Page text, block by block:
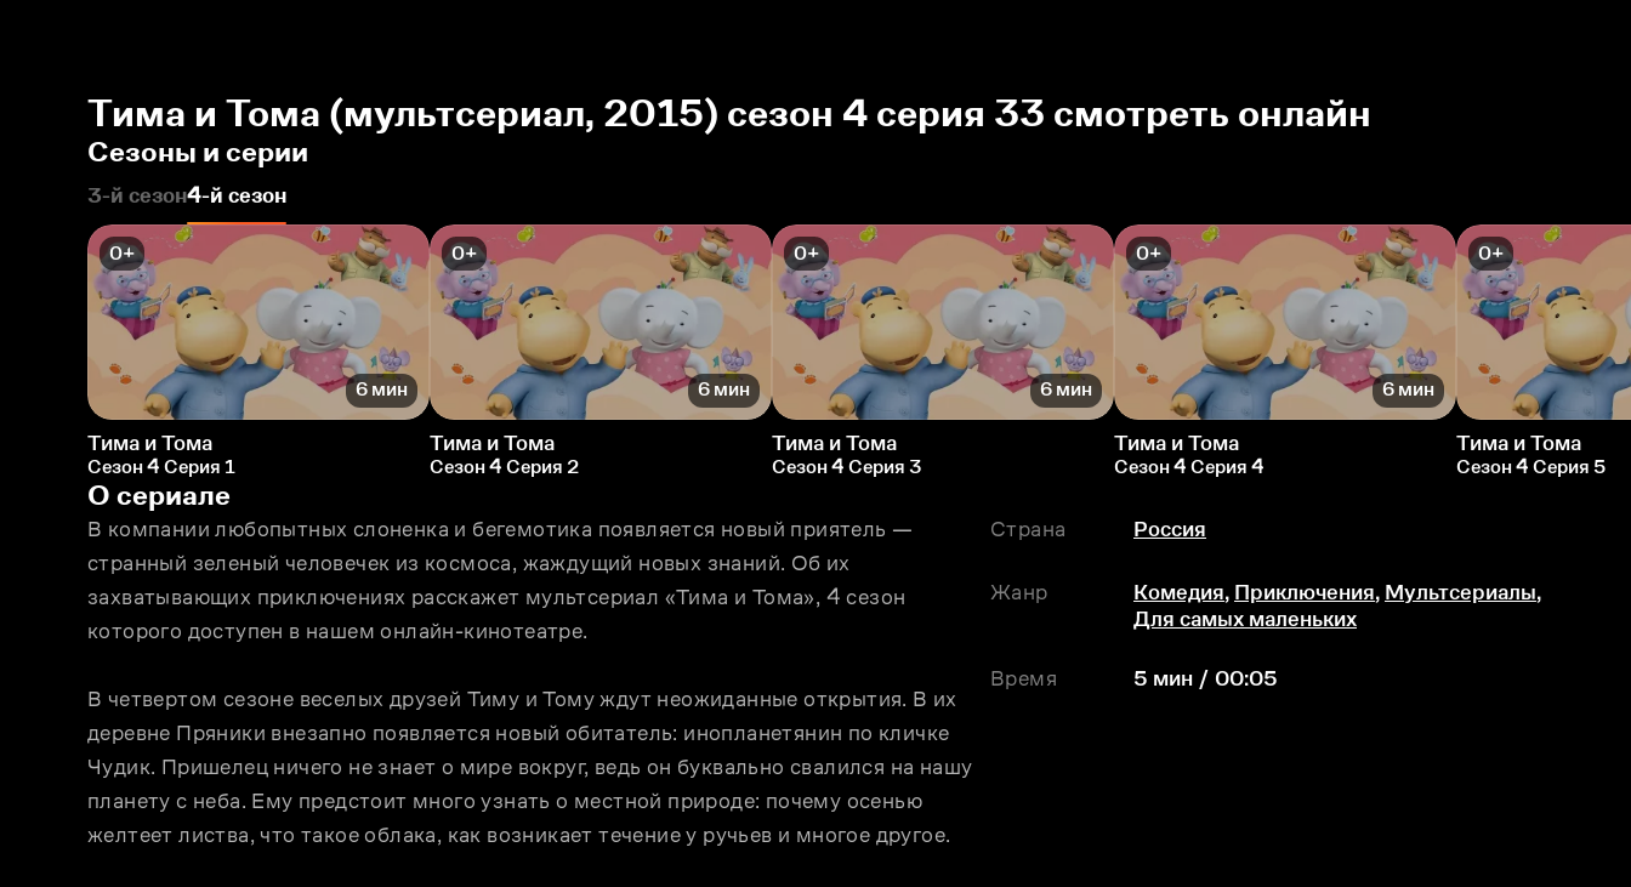
Тима и Тома (мультсериал, 2015) сезон 4 серия 33 смотреть онлайн
Сезоны и серии
3-й сезон4-й сезон
0+
6 мин
Тима и Тома
Сезон 4 Серия 1
0+
6 мин
Тима и Тома
Сезон 4 Серия 2
0+
6 мин
Тима и Тома
Сезон 4 Серия 3
0+
6 мин
Тима и Тома
Сезон 4 Серия 4
0+
Тима и Тома
Сезон 4 Серия 5
О сериале
В компании любопытных слоненка и бегемотика появляется новый приятель —
странный зеленый человечек из космоса, жаждущий новых знаний. Об их
захватывающих приключениях расскажет мультсериал «Тима и Тома», 4 сезон
которого доступен в нашем онлайн-кинотеатре.
В четвертом сезоне веселых друзей Тиму и Тому ждут неожиданные открытия. В их
деревне Пряники внезапно появляется новый обитатель: инопланетянин по кличке
Чудик. Пришелец ничего не знает о мире вокруг, ведь он буквально свалился на нашу
планету с неба. Ему предстоит много узнать о местной природе: почему осенью
желтеет листва, что такое облака, как возникает течение у ручьев и многое другое.
Страна Россия
Жанр Комедия, Приключения, Мультсериалы,
Для самых маленьких
Время 5 мин / 00:05